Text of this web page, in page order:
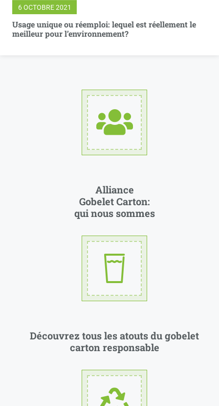
6 OCTOBRE 2021
Usage unique ou réemploi: lequel est réellement le
meilleur pour l’environnement?
Alliance
Gobelet Carton:
qui nous sommes
Découvrez tous les atouts du gobelet
carton responsable